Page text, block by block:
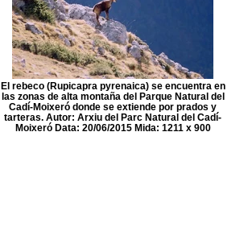
El rebeco (Rupicapra pyrenaica) se encuentra en
las zonas de alta montaña del Parque Natural del
Cadí-Moixeró donde se extiende por prados y
tarteras. Autor: Arxiu del Parc Natural del Cadí-
Moixeró Data: 20/06/2015 Mida: 1211 x 900